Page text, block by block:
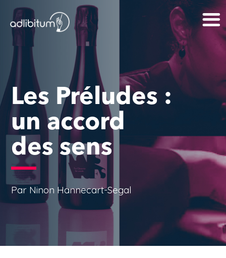
Les Préludes :
un accord
des sens
Par Ninon Hannecart-Segal